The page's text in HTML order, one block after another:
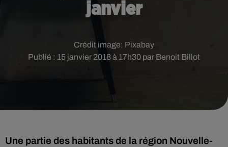
janvier
Publié : 15 janvier 2018 à 17h30 par Benoit Billot
Crédit image: Pixabay
Une partie des habitants de la région Nouvelle-